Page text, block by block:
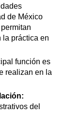
de México
la práctica en
función es
realizan en la
del